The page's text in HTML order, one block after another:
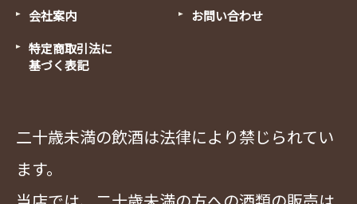
会社案内
お問い合わせ
特定商取引法に
基づく表記
二十歳未満の飲酒は法律により禁じられてい
ます。